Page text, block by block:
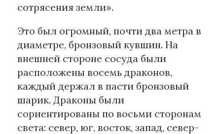
сотрясения земли».
Это был огромный, почти два метра в
диаметре, бронзовый кувшин. На
внешней стороне сосуда были
расположены восемь драконов,
каждый держал в пасти бронзовый
шарик. Драконы были
сориентированы по восьми сторонам
света: север, юг, восток, запад, север-